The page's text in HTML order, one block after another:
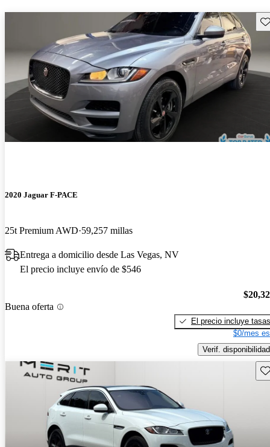
2020 Jaguar F-PACE
25t Premium AWD 59,257 millas
Entrega a domicilio desde Las Vegas, NV
El precio incluye envío de $546
Buena oferta
El precio incluye tasas
$0/mes
Verif. disponibilidad